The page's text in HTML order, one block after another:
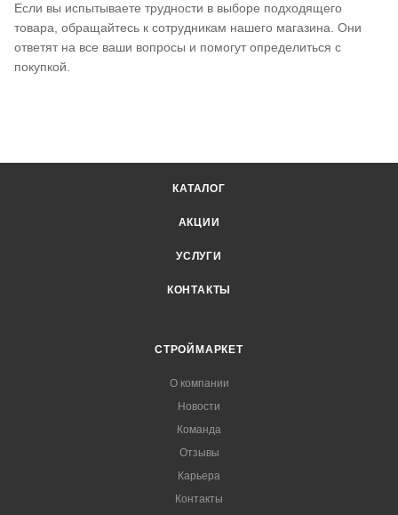
Если вы испытываете трудности в выборе подходящего
товара, обращайтесь к сотрудникам нашего магазина. Они
ответят на все ваши вопросы и помогут определиться с
покупкой.
КАТАЛОГ
АКЦИИ
УСЛУГИ
КОНТАКТЫ
СТРОЙМАРКЕТ
О компании
Новости
Команда
Отзывы
Карьера
Контакты